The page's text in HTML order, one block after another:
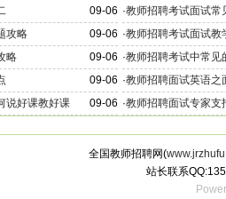
09-06 ·教师招聘考试面试常
09-06
攻略 ·教师招聘考试面试教
09-06
略 ·教师招聘考试中常见
09-06 ·教师招聘面试英语之
09-06
说好课教好课 ·教师招聘面试专家支
全国教师招聘网(
站长联系